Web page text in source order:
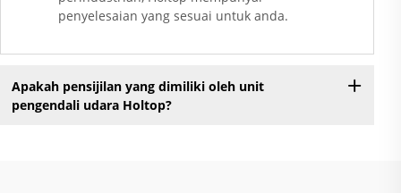
penyelesaian yang sesuai untuk anda.
Apakah pensijilan yang dimiliki oleh unit
pengendali udara Holtop?